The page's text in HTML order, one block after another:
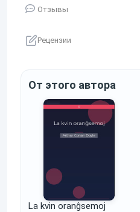
Отзывы
Рецензии
От этого автора
La kvin oranĝsemoj